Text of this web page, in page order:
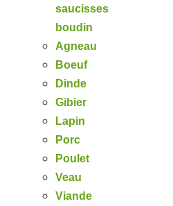
saucisses
boudin
Agneau
Boeuf
Dinde
Gibier
Lapin
Porc
Poulet
Veau
Viande